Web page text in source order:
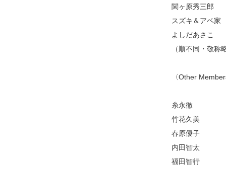
関ヶ原秀三郎
スズキ＆アベ家
よしだあさこ
（順不同・敬称
〈Other
糸永徹
竹花久美
春原優子
内田智太
福田智行